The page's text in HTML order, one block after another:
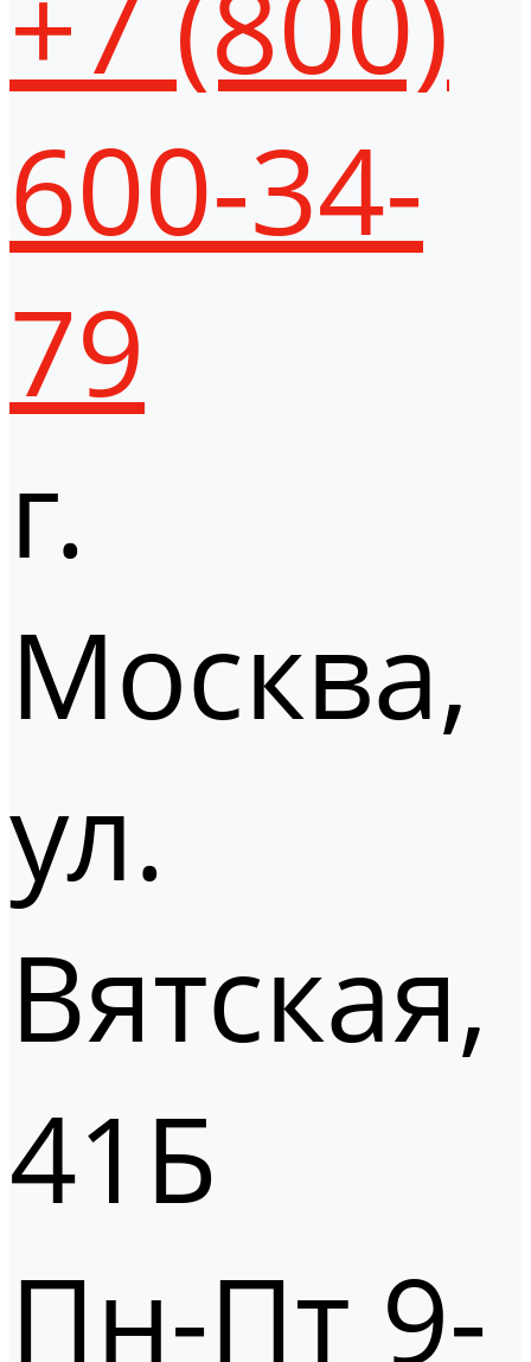
600-34-
79
г.
Москва,
ул.
Вятская,
41Б
Пн-Пт 9-